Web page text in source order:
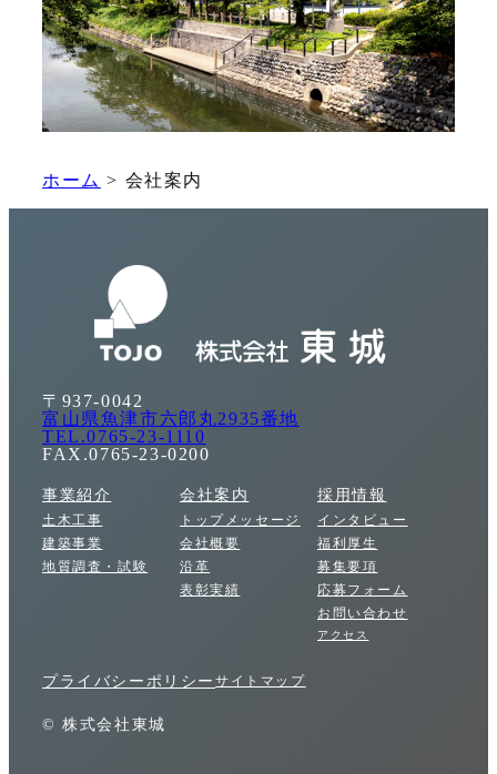
実
績
ホーム > 会社案内
〒937-0042
富山県魚津市六郎丸2935番地
TEL.0765-23-1110
FAX.0765-23-0200
事業紹介
土木工事
建築事業
地質調査・試験
会社案内
トップメッセージ
会社概要
沿革
表彰実績
採用情報
インタビュー
福利厚生
募集要項
応募フォーム
お問い合わせ
アクセス
プライバシーポリシー サイトマップ
© 株式会社東城